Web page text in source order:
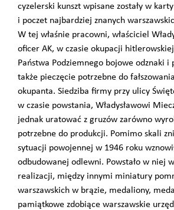
cyzelerski kunszt wpisane zostały w
i poczet najbardziej znanych
W tej właśnie pracowni, właściciel
oficer AK, w czasie okupacji
Państwa Podziemnego bojowe odznaki i
także pieczęcie potrzebne do
okupanta. Siedziba firmy przy ulicy
w czasie powstania, Władysławowi
jednak uratować z gruzów zarówno
potrzebne do produkcji. Pomimo skali
sytuacji powojennej w 1946 roku
odbudowanej odlewni. Powstało w niej
realizacji, między innymi miniatury
warszawskich w brązie, medaliony,
pamiątkowe zdobiące warszawskie